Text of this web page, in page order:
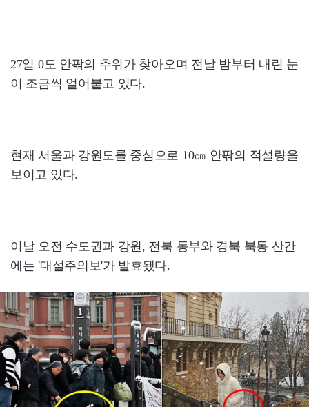
27일 0도 안팎의 추위가 찾아오며 전날 밤부터 내린 눈
이 조금씩 얼어붙고 있다.
현재 서울과 강원도를 중심으로 10㎝ 안팎의 적설량을
보이고 있다.
이날 오전 수도권과 강원, 전북 동부와 경북 북동 산간
에는 '대설주의보'가 발효됐다.